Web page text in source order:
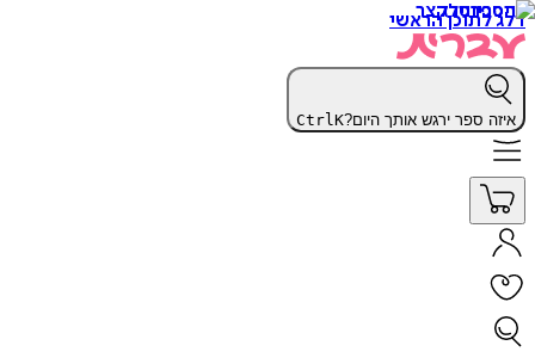
דלג לתוכן הראשי
איזה ספר ירגש אותך היום? CtrlK